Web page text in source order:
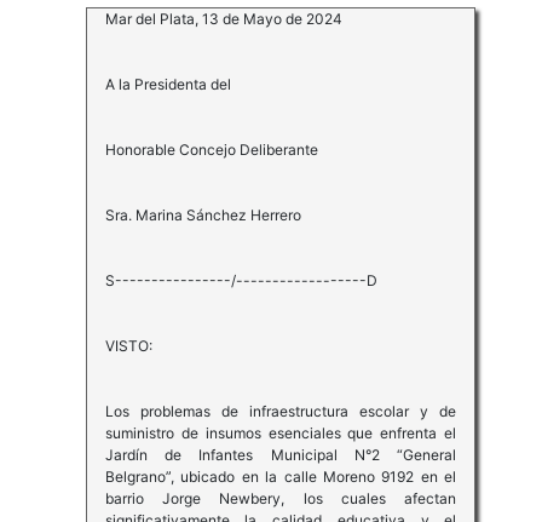
Mar del Plata, 13 de Mayo de 2024
A la Presidenta del
Honorable Concejo Deliberante
Sra. Marina Sánchez Herrero
S----------------/------------------D
VISTO:
Los problemas de infraestructura escolar y de
suministro de insumos esenciales que enfrenta el
Jardín de Infantes Municipal N°2 “General
Belgrano”, ubicado en la calle Moreno 9192 en el
barrio Jorge Newbery, los cuales afectan